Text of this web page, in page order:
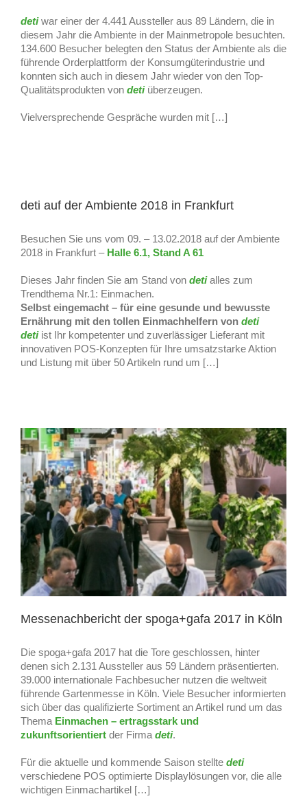
detiwar einer der 4.441 Aussteller aus 89 Ländern, die in
diesem Jahr die Ambiente in der Mainmetropole besuchten.
134.600 Besucher belegten den Status der Ambiente als die
führende Orderplattform der Konsumgüterindustrie und
konnten sich auch in diesem Jahr wieder von den Top-
Qualitätsprodukten von detiüberzeugen.
Vielversprechende Gespräche wurden mit […]
deti auf der Ambiente 2018 in Frankfurt
Besuchen Sie uns vom 09. – 13.02.2018 auf der Ambiente
2018 in Frankfurt – Halle 6.1, Stand A 61
Dieses Jahr finden Sie am Stand von detialles zum
Trendthema Nr.1: Einmachen.
Selbst eingemacht – für eine gesunde und bewusste
Ernährung mit den tollen Einmachhelfern von deti
detiist Ihr kompetenter und zuverlässiger Lieferant mit
innovativen POS-Konzepten für Ihre umsatzstarke Aktion
und Listung mit über 50 Artikeln rund um […]
Messenachbericht der spoga+gafa 2017 in Köln
Die spoga+gafa 2017 hat die Tore geschlossen, hinter
denen sich 2.131 Aussteller aus 59 Ländern präsentierten.
39.000 internationale Fachbesucher nutzen die weltweit
führende Gartenmesse in Köln. Viele Besucher informierten
sich über das qualifizierte Sortiment an Artikel rund um das
Thema Einmachen – ertragsstark und
zukunftsorientiert der Firma deti.
Für die aktuelle und kommende Saison stellte deti
verschiedene POS optimierte Displaylösungen vor, die alle
wichtigen Einmachartikel […]